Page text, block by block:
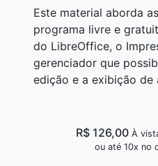
Este material aborda
programa livre e
do LibreOffice, o
gerenciador que
edição e a exibição de
R$ 126,00 À
ou até 10x no